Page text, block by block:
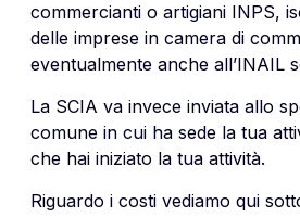
commercianti o artigiani INPS,
delle imprese in camera di
eventualmente anche all’INAIL
La SCIA va invece inviata allo
comune in cui ha sede la tua
che hai iniziato la tua attività.
Riguardo i costi vediamo qui